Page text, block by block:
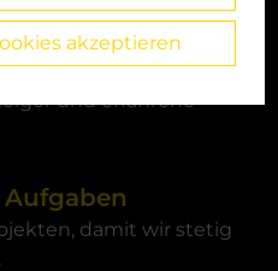
und erfahrene
damit wir stetig
akzeptieren